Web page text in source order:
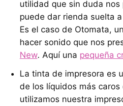
utilidad que sin duda nos
puede dar rienda suelta
Es el caso de Otomata,
hacer sonido que nos
New. Aquí una pequeña
La tinta de impresora es
de los líquidos más caros
utilizamos nuestra